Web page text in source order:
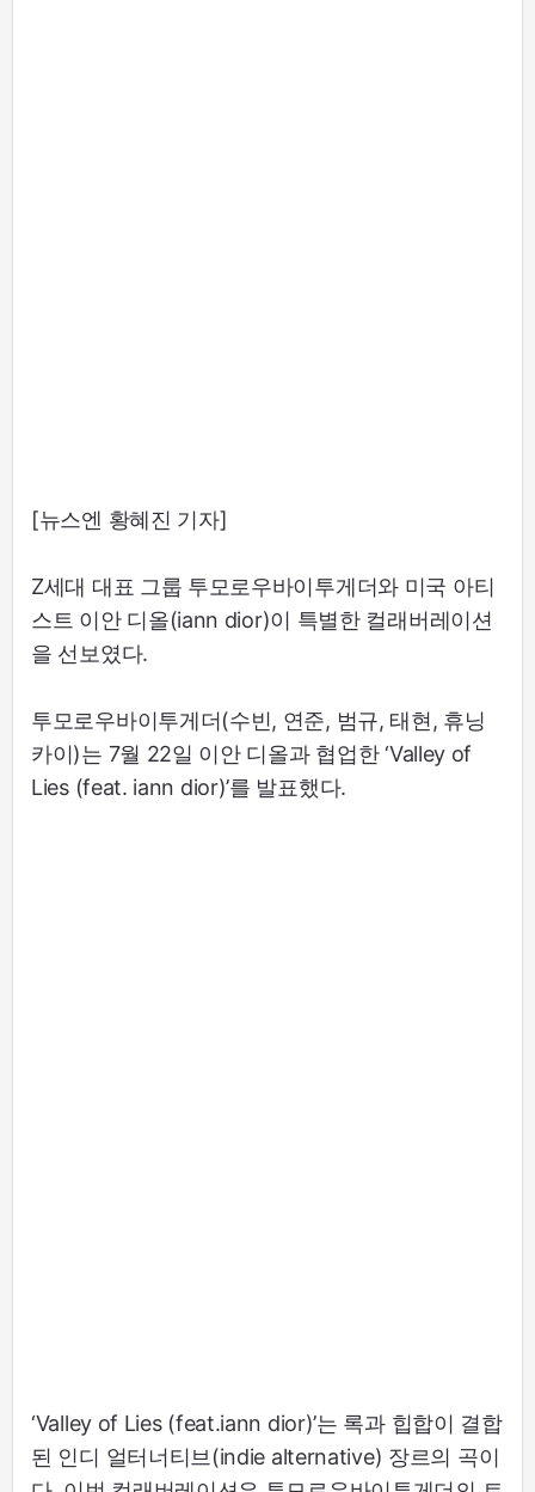
[뉴스엔 황혜진 기자]
Z세대 대표 그룹 투모로우바이투게더와 미국 아티
스트 이안 디올(iann dior)이 특별한 컬래버레이션
을 선보였다.
투모로우바이투게더(수빈, 연준, 범규, 태현, 휴닝
카이)는 7월 22일 이안 디올과 협업한 ‘Valley of
Lies (feat. iann dior)’를 발표했다.
‘Valley of Lies (feat.iann dior)’는 록과 힙합이 결합
된 인디 얼터너티브(indie alternative) 장르의 곡이